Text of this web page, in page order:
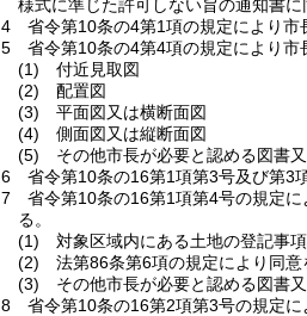
様式に準じた許可しない旨の通知書
4
省令第10条の4第1項の規定により市
5
省令第10条の4第4項の規定により市
(1)
付近見取図
(2)
配置図
(3)
平面図又は横断面図
(4)
側面図又は縦断面図
(5)
その他市長が必要と認める図書
6
省令第10条の16第1項第3号及び第3
7
省令第10条の16第1項第4号の規定
る。
(1)
対象区域内にある土地の登記事
(2)
法第86条第6項の規定により同
(3)
その他市長が必要と認める図書
8
省令第10条の16第2項第3号の規定